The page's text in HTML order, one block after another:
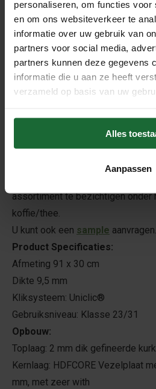
personaliseren, om functies voor
en om ons websiteverkeer te
informatie over uw gebruik van
partners voor social media,
partners kunnen deze gegevens
informatie die u aan ze heeft
verzameld op basis van uw
Alles
Aanpassen
uitstraling. De kurkvloeren
en zijn voorzien van een
afwerking, Weartop.
Kurk isrecyclebaaren
ideale keuze voor degenen
zijn! Ondanks de natuurlijke look,
ademend vermogen maken het
gewrichtsproblemen.
Wilt u de vloer in het echt zien?
assortiment te bezichtigen onder
koffie/thee.
U kunt ook een sample aanvragen.
Product Specificaties:
Afmeting 91 x 30 cm
Dikte 9,5 mm
Kliksysteem: Uniclic®
Gebruiksniveau: Klasse 23/31
Opbouw:
Toplaag: 2 mm dik gefineerde
Kernlaag: HDFCORE Vezelplaat
mm, met zeer with